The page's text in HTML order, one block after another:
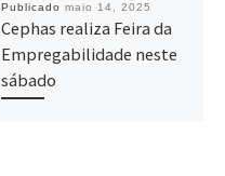
Publicado maio 14, 2025
Cephas realiza Feira da
Empregabilidade neste
sábado